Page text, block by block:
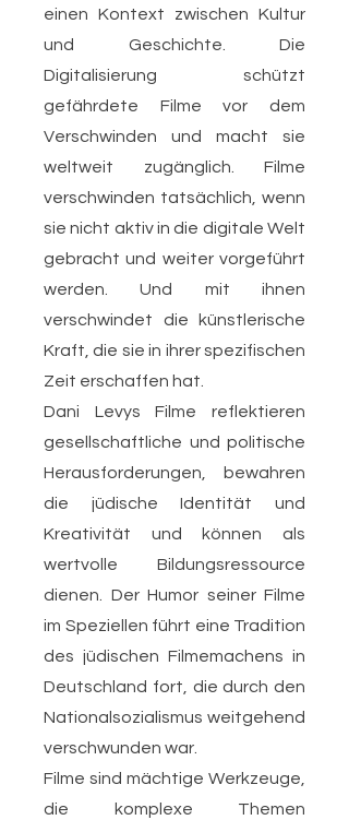
einen Kontext zwischen Kultur
und Geschichte. Die
Digitalisierung schützt
gefährdete Filme vor dem
Verschwinden und macht sie
weltweit zugänglich. Filme
verschwinden tatsächlich, wenn
sie nicht aktiv in die digitale Welt
gebracht und weiter vorgeführt
werden. Und mit ihnen
verschwindet die künstlerische
Kraft, die sie in ihrer spezifischen
Zeit erschaffen hat.
Dani Levys Filme reflektieren
gesellschaftliche und politische
Herausforderungen, bewahren
die jüdische Identität und
Kreativität und können als
wertvolle Bildungsressource
dienen. Der Humor seiner Filme
im Speziellen führt eine Tradition
des jüdischen Filmemachens in
Deutschland fort, die durch den
Nationalsozialismus weitgehend
verschwunden war.
Filme sind mächtige Werkzeuge,
die komplexe Themen